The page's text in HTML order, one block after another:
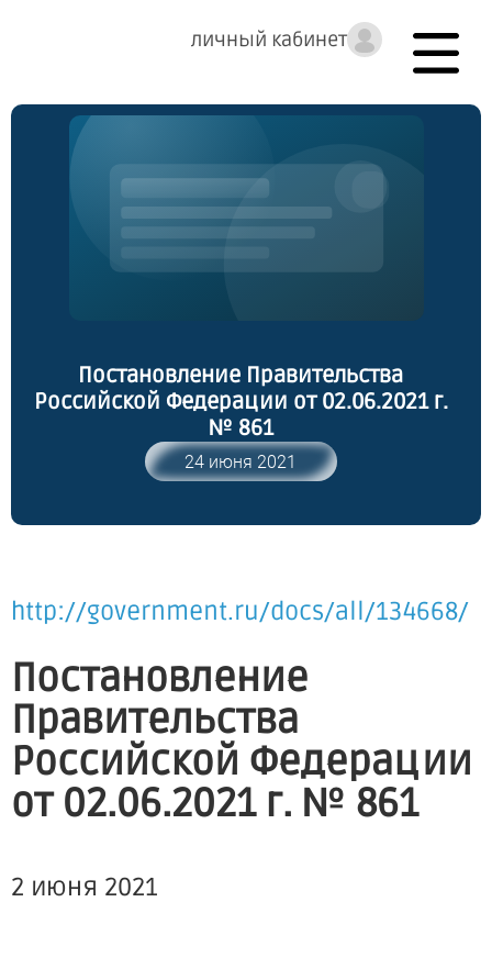
личный кабинет
Постановление Правительства
Российской Федерации от 02.06.2021 г.
№ 861
24 июня 2021
http://government.ru/docs/all/134668/
Постановление
Правительства
Российской Федерации
от 02.06.2021 г. № 861
2 июня 2021